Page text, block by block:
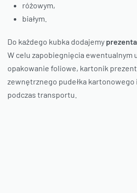
różowym,
białym.
Do każdego kubka dodajemy
W celu zapobiegnięcia ewentualnym
opakowanie foliowe, kartonik
zewnętrznego pudełka
podczas transportu.